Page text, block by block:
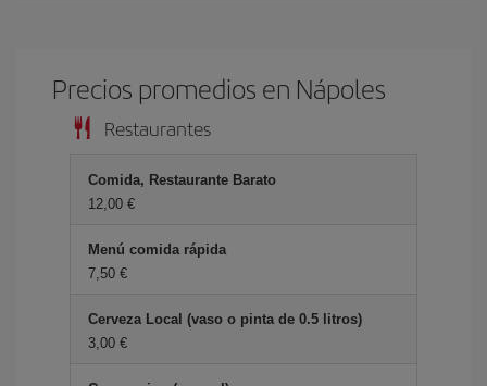
Precios promedios en Nápoles
Restaurantes
Comida, Restaurante Barato
12,00 €
Menú comida rápida
7,50 €
Cerveza Local (vaso o pinta de 0.5 litros)
3,00 €